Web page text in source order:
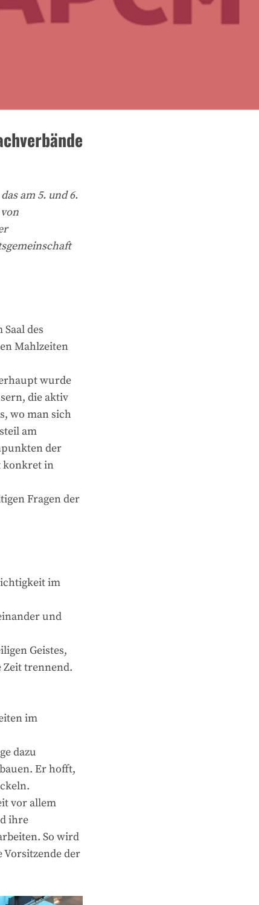
am 5. und 6.
des
Mahlzeiten
wurde
die aktiv
wo man sich
am
der
konkret in
Fragen der
im
und
Geistes,
trennend.
im
dazu
Er hofft,
vor allem
ihre
So wird
Vorsitzende der